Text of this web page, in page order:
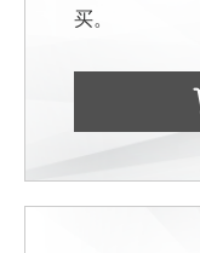
买。